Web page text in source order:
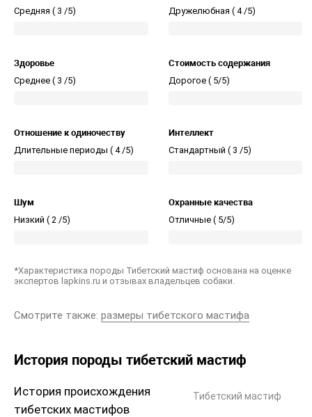
Средняя ( 3 /5) Дружелюбная (4 /5)
Здоровье
Среднее ( 3 /5)
Стоимость содержания
Дорогое (5/5)
Отношение к одиночеству
Длительные периоды ( 4 /5)
Интеллект
Стандартный (3 /5)
Шум
Низкий ( 2 /5)
Охранные качества
Отличные (5/5)
*Характеристика породы Тибетский мастиф основана на оценке
экспертов lapkins.ru и отзывах владельцев собаки.
Смотрите также: размеры тибетского мастифа
История породы тибетский мастиф
Тибетский мастиф
История происхождения
тибетских мастифов